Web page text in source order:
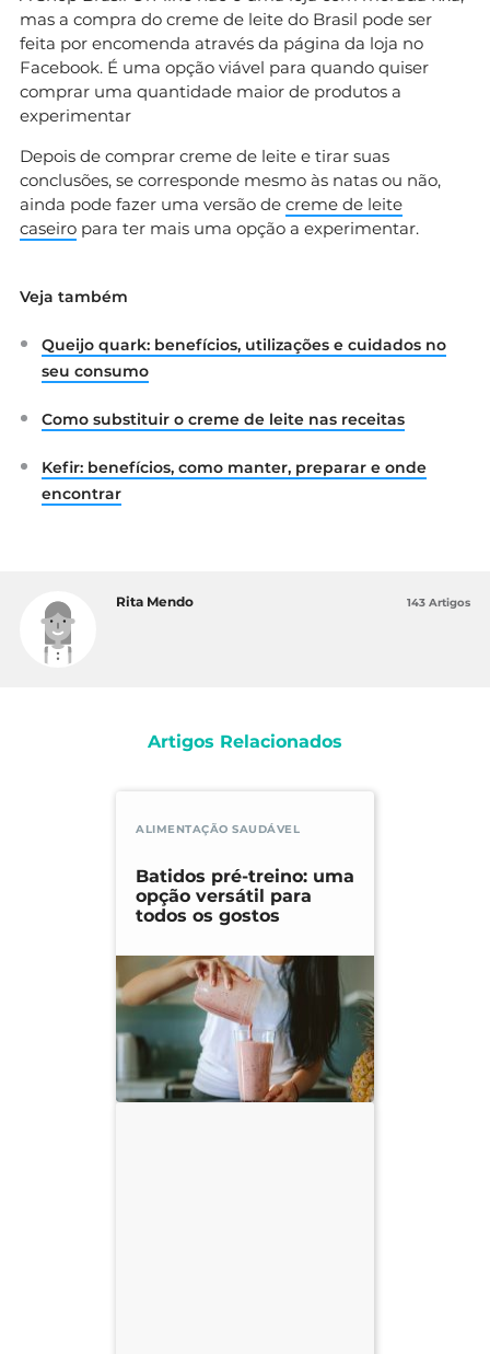
mas a compra do creme de leite do Brasil pode ser
feita por encomenda através da página da loja no
Facebook. É uma opção viável para quando quiser
comprar uma quantidade maior de produtos a
experimentar
Depois de comprar creme de leite e tirar suas
conclusões, se corresponde mesmo às natas ou não,
ainda pode fazer uma versão de creme de leite
caseiro para ter mais uma opção a experimentar.
Veja também
Queijo quark: benefícios, utilizações e cuidados no
seu consumo
Como substituir o creme de leite nas receitas
Kefir: benefícios, como manter, preparar e onde
encontrar
Rita Mendo 143 Artigos
Artigos Relacionados
ALIMENTAÇÃO SAUDÁVEL
Batidos pré-treino: uma
opção versátil para
todos os gostos